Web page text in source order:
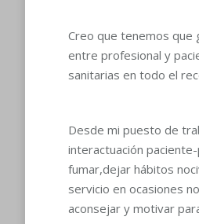
Creo que tenemos que
entre profesional y
sanitarias en todo el
Desde mi puesto de
interactuación
fumar,dejar hábitos
servicio en ocasiones
aconsejar y motivar